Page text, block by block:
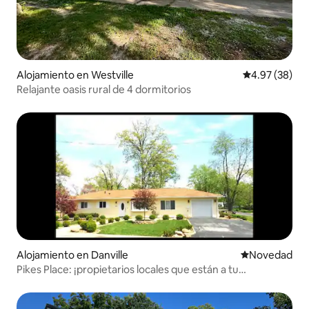
Alojamiento en Westville Calificación
4.97 (38)
Relajante oasis rural de 4 dormitorios
Alojamiento en Danville Lugar para
Novedad
Pikes Place: ¡propietarios locales que están a tu